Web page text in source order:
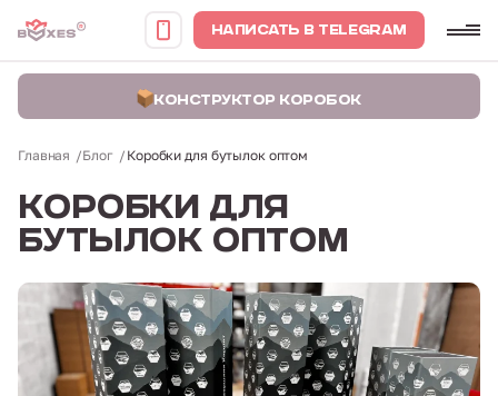
НАПИСАТЬ В TELEGRAM
КОНСТРУКТОР КОРОБОК
Главная Блог Коробки для бутылок оптом
КОРОБКИ ДЛЯ
БУТЫЛОК ОПТОМ